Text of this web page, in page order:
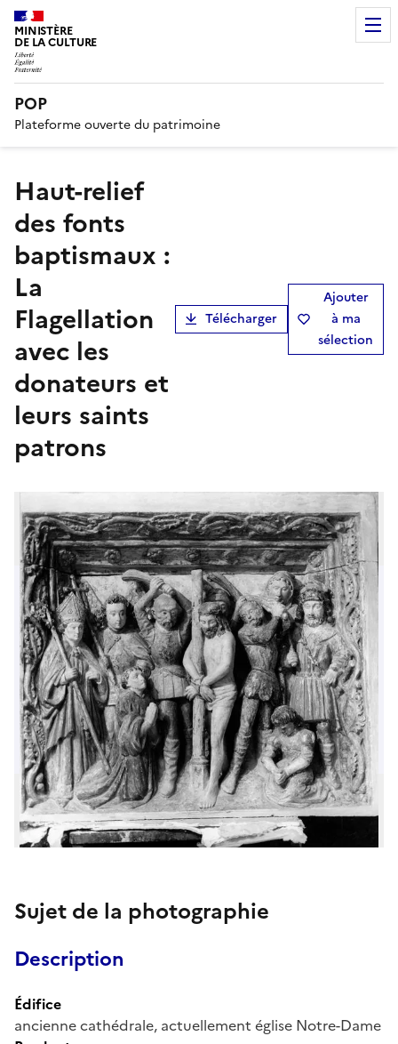
MINISTÈRE
DE LA CULTURE
POP
Plateforme ouverte du patrimoine
haut-relief
des fonts
baptismaux :
La
Flagellation
avec les
donateurs et
leurs saints
patrons
Télécharger
Ajouter
à ma
sélection
Sujet de la photographie
Description
Édifice
ancienne cathédrale, actuellement église Notre-Dame